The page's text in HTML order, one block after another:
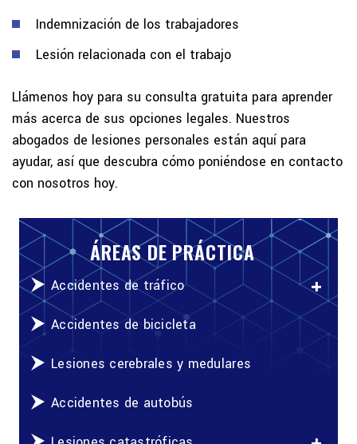
Indemnización de los trabajadores
Lesión relacionada con el trabajo
Llámenos hoy para su consulta gratuita para aprender
más acerca de sus opciones legales. Nuestros
abogados de lesiones personales están aquí para
ayudar, así que descubra cómo poniéndose en contacto
con nosotros hoy.
ÁREAS DE PRÁCTICA
Accidentes de tráfico
Accidentes de bicicleta
Lesiones cerebrales y medulares
Accidentes de autobús